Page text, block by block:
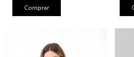
Comprar